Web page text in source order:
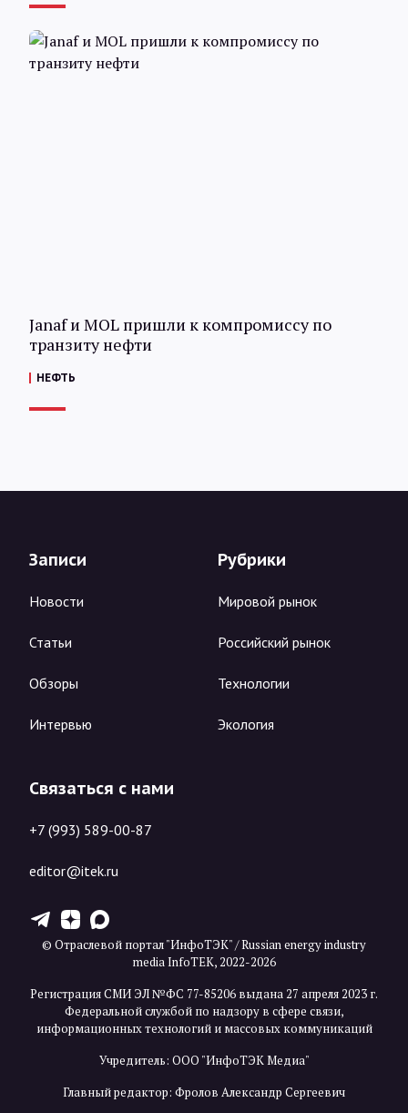
Janaf и MOL пришли к компромиссу по
транзиту нефти
НЕФТЬ
Записи
Новости
Статьи
Обзоры
Интервью
Рубрики
Мировой рынок
Российский рынок
Технологии
Экология
Связаться с нами
+7 (993) 589-00-87
editor@itek.ru
T Z X
© Отраслевой портал "ИнфоТЭК" / Russian energy industry
media InfoTEK, 2022-2026
Регистрация СМИ ЭЛ №ФС 77-85206 выдана 27 апреля 2023 г.
Федеральной службой по надзору в сфере связи,
информационных технологий и массовых коммуникаций
Учредитель: ООО "ИнфоТЭК Медиа"
Главный редактор: Фролов Александр Сергеевич